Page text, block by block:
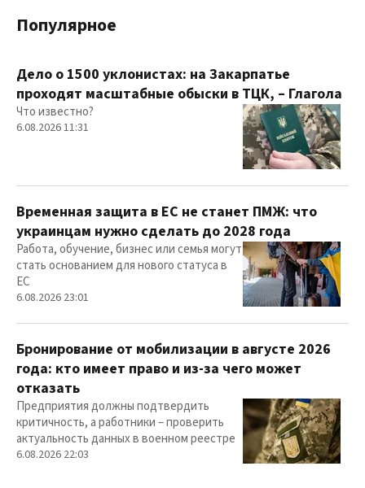
Популярное
Дело о 1500 уклонистах: на Закарпатье
проходят масштабные обыски в ТЦК, – Глагола
Что известно?
6.08.2026 11:31
Временная защита в ЕС не станет ПМЖ: что
украинцам нужно сделать до 2028 года
Работа, обучение, бизнес или семья могут
стать основанием для нового статуса в
ЕС
6.08.2026 23:01
Бронирование от мобилизации в августе 2026
года: кто имеет право и из-за чего может
отказать
Предприятия должны подтвердить
критичность, а работники – проверить
актуальность данных в военном реестре
6.08.2026 22:03